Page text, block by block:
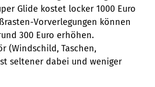
Glide kostet locker 1000 Euro
Vorverlegungen kön­nen
300 Euro erhöhen.
(Windschild, Taschen,
seltener dabei und weniger